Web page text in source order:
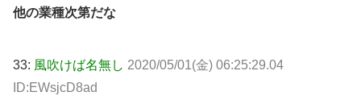
他の業種次第だな
33: 風吹けば名無し 2020/05/01(金) 06:25:29.04
ID:EWsjcD8ad